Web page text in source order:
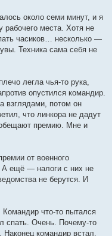
около семи минут, и я
рабочего места. Хотя не
часиков… несколько —
Техника сама себя не
легла чья-то рука,
опустился командир.
взглядами, потом он
что линкора не дадут
премию. Мне и
от военного
А ещё — налоги с них не
не берутся. И
что-то пытался
спать. Очень. Почему-то
Наконец командир встал,